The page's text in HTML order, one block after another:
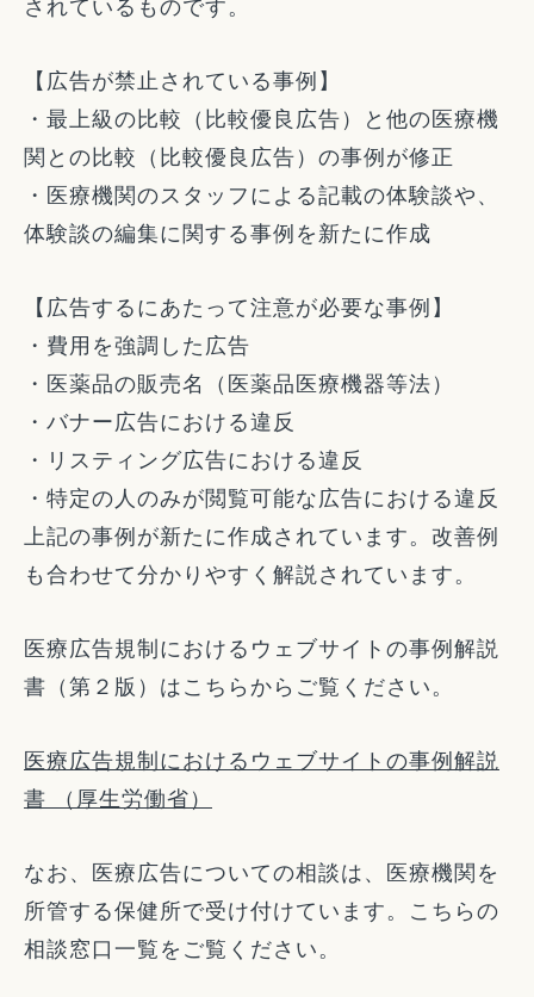
されているものです。
【広告が禁止されている事例】
・最上級の比較（比較優良広告）と他の医療機
関との比較（比較優良広告）の事例が修正
・医療機関のスタッフによる記載の体験談や、
体験談の編集に関する事例を新たに作成
【広告するにあたって注意が必要な事例】
・費用を強調した広告
・医薬品の販売名（医薬品医療機器等法）
・バナー広告における違反
・リスティング広告における違反
・特定の人のみが閲覧可能な広告における違反
上記の事例が新たに作成されています。改善例
も合わせて分かりやすく解説されています。
医療広告規制におけるウェブサイトの事例解説
書（第２版）はこちらからご覧ください。
医療広告規制におけるウェブサイトの事例解説
書 （厚生労働省）
なお、医療広告についての相談は、医療機関を
所管する保健所で受け付けています。こちらの
相談窓口一覧をご覧ください。